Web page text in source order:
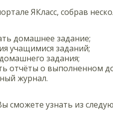
ЯКласс, собрав
домашнее задание;
учащимися заданий;
задания;
отчёты о выполненном
журнал.
сможете узнать из